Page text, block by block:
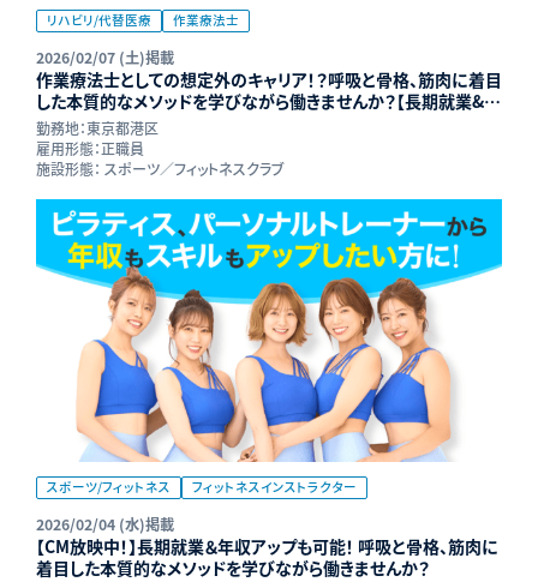
リハビリ/代替医療 作業療法士
2026/02/07 (土)掲載
作業療法士としての想定外のキャリア！？呼吸と骨格、筋肉に着目
した本質的なメソッドを学びながら働きませんか？【長期就業&年
収UP可能】
勤務地：東京都港区
雇用形態：正職員
施設形態： スポーツ／フィットネスクラブ
スポーツ/フィットネス フィットネスインストラクター
2026/02/04 (水)掲載
【CM放映中！】長期就業＆年収アップも可能！ 呼吸と骨格、筋肉に
着目した本質的なメソッドを学びながら働きませんか？